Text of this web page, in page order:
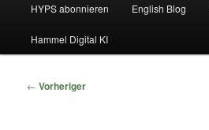
primären
Inhalt
springen
sekundären
Inhalt
springen
HYPS abonnieren English Blog
Hammel Digital KI
Beitragsnavigation
← Vorheriger